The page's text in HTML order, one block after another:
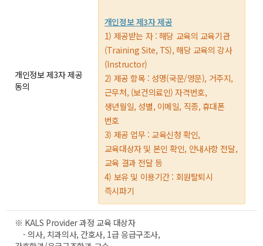
개인정보 제3자 제공
동의
개인정보 제3자 제공
1) 제공받는 자 : 해당 교육의 교육기관
(Training Site, TS), 해당 교육의 강사
(Instructor)
2) 제공 항목 : 성명(국문/영문), 거주지,
근무처, (보건의료인) 자격번호,
생년월일, 성별, 이메일, 직종, 휴대폰
번호
3) 제공 업무 : 교육신청 확인,
교육대상자 및 본인 확인, 안내사항 전달,
교육 결과 전달 등
4) 보유 및 이용기간 : 회원탈퇴시
즉시파기
※ KALS Provider 과정 교육 대상자
- 의사, 치과의사, 간호사, 1급 응급구조사,